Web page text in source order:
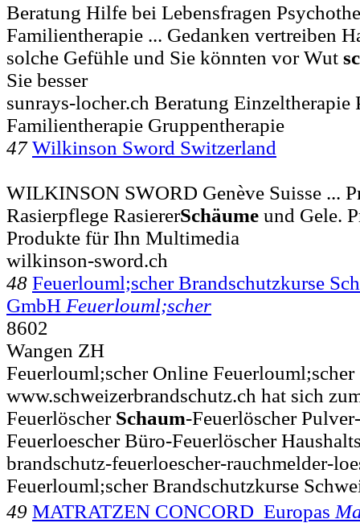
Beratung Hilfe bei Lebensfragen
Familientherapie ... Gedanken vertreiben
solche Gefühle und Sie könnten vor Wut
Sie besser
sunrays-locher.ch Beratung Einzeltherapie
Familientherapie Gruppentherapie
47 Wilkinson Sword Switzerland
WILKINSON SWORD Genève Suisse ...
Rasierpflege RasiererSchäume und Gele.
Produkte für Ihn Multimedia
wilkinson-sword.ch
48 Feuerlouml;scher Brandschutzkurse
GmbH Feuerlouml;scher
8602
Wangen ZH
Feuerlouml;scher Online
www.schweizerbrandschutz.ch hat sich
Feuerlöscher Schaum-Feuerlöscher
Feuerloescher Büro-Feuerlöscher
brandschutz-feuerloescher-rauchmelder-
Feuerlouml;scher Brandschutzkurse
49 MATRATZEN CONCORD  Europas